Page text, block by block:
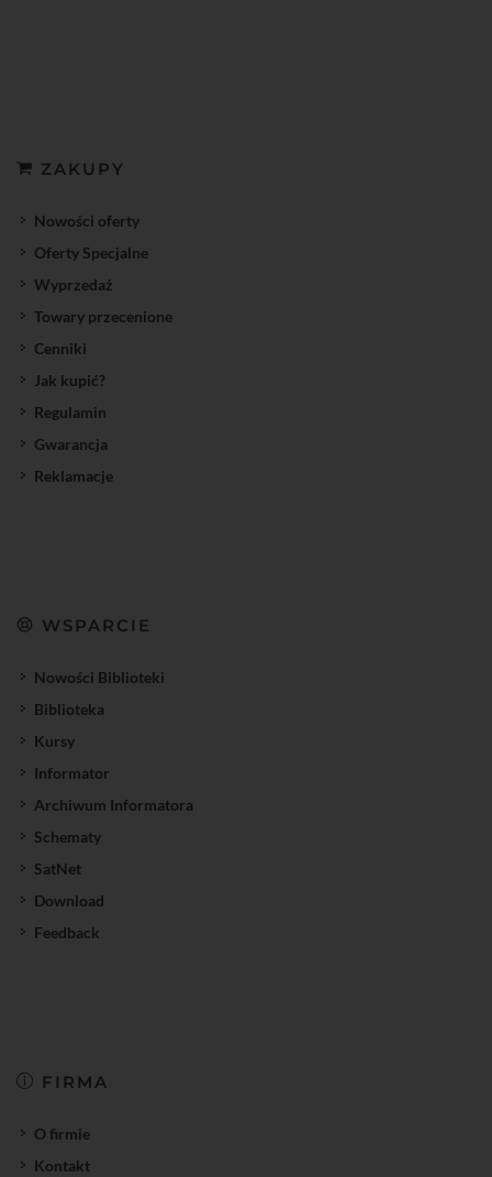
ZAKUPY
Nowości oferty
Oferty Specjalne
Wyprzedaż
Towary przecenione
Cenniki
Jak kupić?
Regulamin
Gwarancja
Reklamacje
WSPARCIE
Nowości Biblioteki
Biblioteka
Kursy
Informator
Archiwum Informatora
Schematy
SatNet
Download
Feedback
FIRMA
O firmie
Kontakt